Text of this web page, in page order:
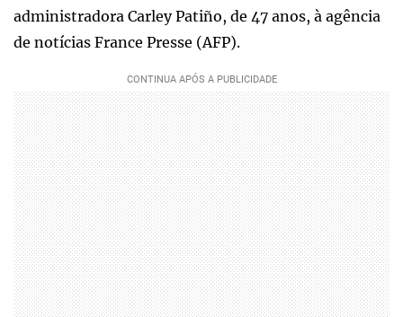
administradora Carley Patiño, de 47 anos, à agência
de notícias France Presse (AFP).